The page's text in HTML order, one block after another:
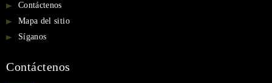
Contáctenos
Mapa del sitio
Síganos
Contáctenos